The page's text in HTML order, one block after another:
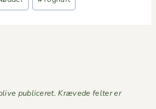
publiceret. Krævede felter er